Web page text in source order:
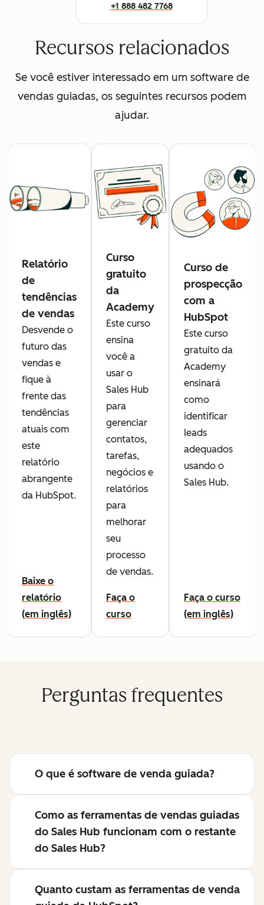
+1 888 482 7768
Recursos relacionados
Se você estiver interessado em um software de
vendas guiadas, os seguintes recursos podem
ajudar.
Relatório
de
tendências
de vendas
Desvende o
futuro das
vendas e
fique à
frente das
tendências
atuais com
este
relatório
abrangente
da HubSpot.
Baixe o
relatório
(em inglês)
Curso
gratuito
da
Academy
Este curso
ensina
você a
usar o
Sales Hub
para
gerenciar
contatos,
tarefas,
negócios e
relatórios
para
melhorar
seu
processo
de vendas.
Faça o
curso
Curso de
prospecção
com a
HubSpot
Este curso
gratuito da
Academy
ensinará
como
identificar
leads
adequados
usando o
Sales Hub.
Faça o curso
(em inglês)
Perguntas frequentes
O que é software de venda guiada?
Como as ferramentas de vendas guiadas
do Sales Hub funcionam com o restante
do Sales Hub?
Quanto custam as ferramentas de venda